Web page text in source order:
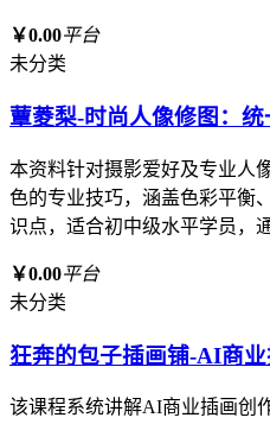
￥0.00平台
未分类
蕈菱梨-时尚人像修图：统
本资料针对摄影爱好及专业人
色的专业技巧，涵盖色彩平衡
识点，适合初中级水平学员，
￥0.00平台
未分类
狂奔的包子插画铺-AI商
该课程系统讲解AI商业插画创